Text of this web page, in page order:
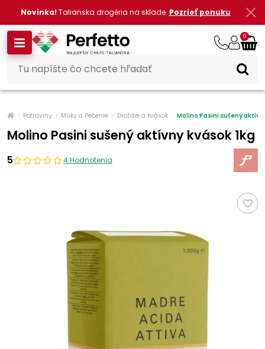
Novinka! Talianska drogéria na sklade. Pozrieť ponuku
0
Potraviny Múky a Pečenie Droždie a kvások Molino Pasini sušený
Molino Pasini sušený aktívny kvások 1kg
5 4 Hodnotenia